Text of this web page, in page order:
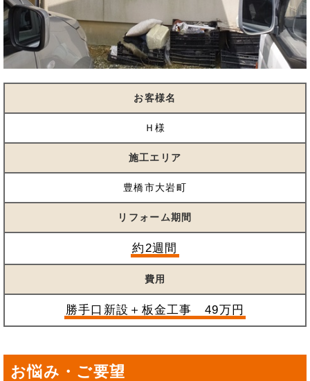
お客様名
Ｈ様
施工エリア
豊橋市大岩町
リフォーム期間
約2週間
費用
勝手口新設＋板金工事 49万円
お悩み・ご要望